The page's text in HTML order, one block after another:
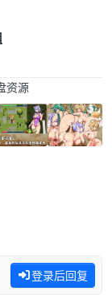
资源
登录后回复